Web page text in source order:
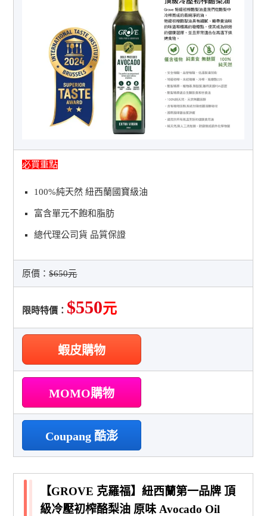
必買重點
100%純天然 紐西蘭國寶級油
富含單元不飽和脂肪
總代理公司貨 品質保證
原價：$650元
限時特價： $550元
蝦皮購物
MOMO購物
Coupang 酷澎
【GROVE 克羅福】紐西蘭第一品牌 頂
級冷壓初榨酪梨油 原味 Avocado Oil